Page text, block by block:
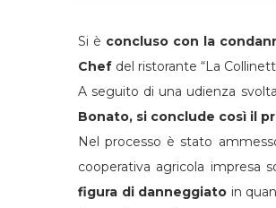
Si è concluso con la
Chef del ristorante “La
A seguito di una udienza
Bonato, si conclude così il
Nel processo è stato
cooperativa agricola impresa
figura di danneggiato in